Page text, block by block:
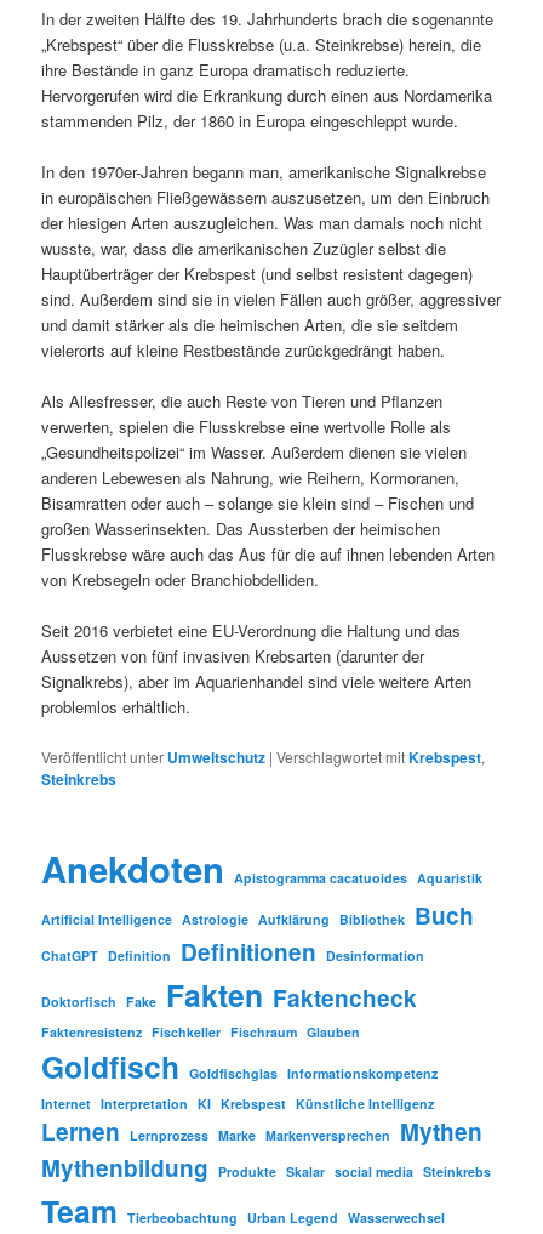
In der zweiten Hälfte des 19. Jahrhunderts brach die sogenannte
„Krebspest“ über die Flusskrebse (u.a. Steinkrebse) herein, die
ihre Bestände in ganz Europa dramatisch reduzierte.
Hervorgerufen wird die Erkrankung durch einen aus Nordamerika
stammenden Pilz, der 1860 in Europa eingeschleppt wurde.
In den 1970er-Jahren begann man, amerikanische Signalkrebse
in europäischen Fließgewässern auszusetzen, um den Einbruch
der hiesigen Arten auszugleichen. Was man damals noch nicht
wusste, war, dass die amerikanischen Zuzügler selbst die
Hauptüberträger der Krebspest (und selbst resistent dagegen)
sind. Außerdem sind sie in vielen Fällen auch größer, aggressiver
und damit stärker als die heimischen Arten, die sie seitdem
vielerorts auf kleine Restbestände zurückgedrängt haben.
Als Allesfresser, die auch Reste von Tieren und Pflanzen
verwerten, spielen die Flusskrebse eine wertvolle Rolle als
„Gesundheitspolizei“ im Wasser. Außerdem dienen sie vielen
anderen Lebewesen als Nahrung, wie Reihern, Kormoranen,
Bisamratten oder auch – solange sie klein sind – Fischen und
großen Wasserinsekten. Das Aussterben der heimischen
Flusskrebse wäre auch das Aus für die auf ihnen lebenden Arten
von Krebsegeln oder Branchiobdelliden.
Seit 2016 verbietet eine EU-Verordnung die Haltung und das
Aussetzen von fünf invasiven Krebsarten (darunter der
Signalkrebs), aber im Aquarienhandel sind viele weitere Arten
problemlos erhältlich.
Veröffentlicht unter Umweltschutz |Verschlagwortet mitKrebspest,
Steinkrebs
Anekdoten Apistogramma cacatuoides Aquaristik
Artificial Intelligence Astrologie Aufklärung Bibliothek Buch
ChatGPT Definition Definitionen Desinformation
Doktorfisch Fake Fakten Faktencheck
Faktenresistenz Fischkeller Fischraum Glauben
Goldfisch Goldfischglas Informationskompetenz
Internet Interpretation KI Krebspest Künstliche Intelligenz
Lernen Lernprozess Marke Markenversprechen
Mythen
Mythenbildung
Produkte Skalar social media Steinkrebs
Team Tierbeobachtung Urban Legend Wasserwechsel